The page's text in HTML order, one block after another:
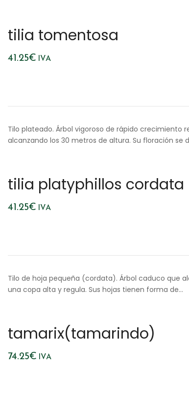
tilia tomentosa
41.25€ IVA
Tilo plateado. Árbol vigoroso de rápido crecimiento
alcanzando los 30 metros de altura. Su floración se
tilia platyphillos cordata
41.25€ IVA
Tilo de hoja pequeña (cordata). Árbol caduco que
una copa alta y regula. Sus hojas tienen forma de…
tamarix(tamarindo)
74.25€ IVA